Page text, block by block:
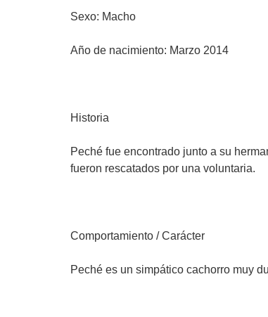
Sexo: Macho
Año de nacimiento: Marzo 2014
Historia
Peché fue encontrado junto a su
fueron rescatados por una voluntaria.
Comportamiento / Carácter
Peché es un simpático cachorro muy